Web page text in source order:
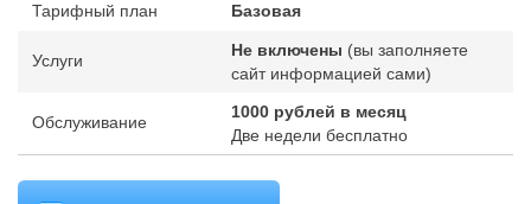
Тарифный план Базовая
Услуги
Не включены (вы заполняете
сайт информацией сами)
Обслуживание
1000 рублей в месяц
Две недели бесплатно